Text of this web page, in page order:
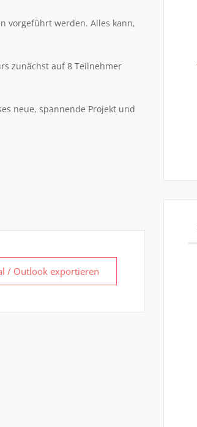
vorgeführt werden. Alles kann,
zunächst auf 8 Teilnehmer
neue, spannende Projekt und
/ Outlook exportieren